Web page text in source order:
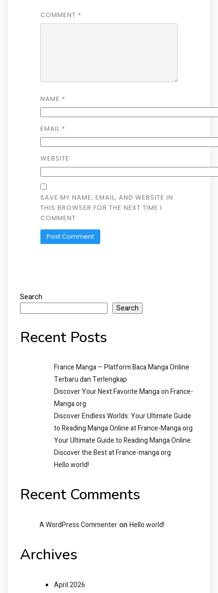
COMMENT *
NAME *
EMAIL *
WEBSITE
SAVE MY NAME, EMAIL, AND WEBSITE IN
THIS BROWSER FOR THE NEXT TIME I
COMMENT.
Search
Search
Recent Posts
France Manga – Platform Baca Manga Online
Terbaru dan Terlengkap
Discover Your Next Favorite Manga on France-
Manga.org
Discover Endless Worlds: Your Ultimate Guide
to Reading Manga Online at France-Manga.org
Your Ultimate Guide to Reading Manga Online:
Discover the Best at France-manga.org
Hello world!
Recent Comments
A WordPress CommenteronHello world!
Archives
April 2026